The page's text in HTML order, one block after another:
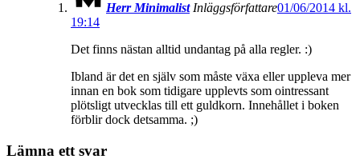
Herr Minimalist Inläggsförfattare01/06/2014 kl.
19:14
Det finns nästan alltid undantag på alla regler. :)
Ibland är det en själv som måste växa eller uppleva mer
innan en bok som tidigare upplevts som ointressant
plötsligt utvecklas till ett guldkorn. Innehållet i boken
förblir dock detsamma. ;)
Lämna ett svar